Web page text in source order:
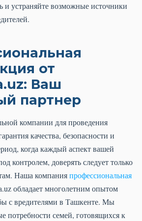
и устраняйте возможные источники
от
Ваш
партнер
компании для проведения
качества, безопасности и
когда каждый аспект вашей
контролем, доверять следует только
Наша компанияпрофессиональная
обладает многолетним опытом
с вредителями в Ташкенте. Мы
потребности семей, готовящихся к